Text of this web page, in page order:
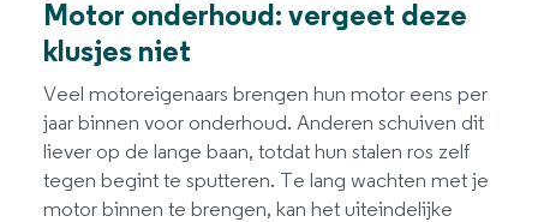
Motor onderhoud: vergeet deze
klusjes niet
Veel motoreigenaars brengen hun motor eens per
jaar binnen voor onderhoud. Anderen schuiven dit
liever op de lange baan, totdat hun stalen ros zelf
tegen begint te sputteren. Te lang wachten met je
motor binnen te brengen, kan het uiteindelijke